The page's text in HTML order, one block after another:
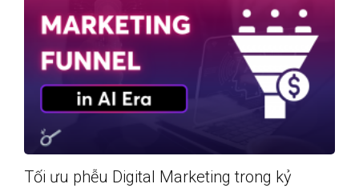
Tối ưu phễu Digital Marketing trong kỷ